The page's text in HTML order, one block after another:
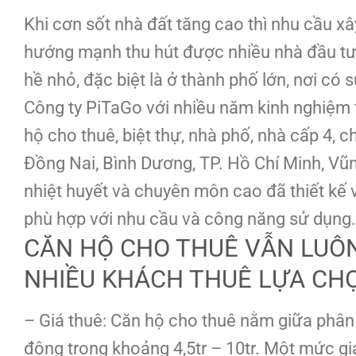
Khi cơn sốt nhà đất tăng cao thì nhu cầu
hướng mạnh thu hút được nhiều nhà đầu
hề nhỏ, đặc biệt là ở thành phố lớn, nơi có
Công ty PiTaGo với nhiều năm kinh
hộ cho thuê, biệt thự, nhà phố, nhà cấp 4,
Đồng Nai, Bình Dương, TP. Hồ Chí Minh,
nhiệt huyết và chuyên môn cao đã thiết
phù hợp với nhu cầu và công năng sử dụng.
CĂN HỘ CHO THUÊ VẪN
NHIỀU KHÁCH THUÊ LỰA
– Giá thuê: Căn hộ cho thuê nằm giữa
động trong khoảng 4,5tr – 10tr. Một mức